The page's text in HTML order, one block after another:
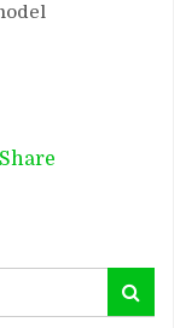
Messenger
Share
Search